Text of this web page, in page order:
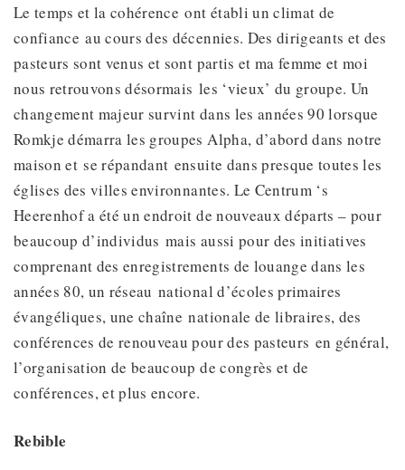
Le temps et la cohérence ont établi un climat de
confiance au cours des décennies. Des dirigeants et des
pasteurs sont venus et sont partis et ma femme et moi
nous retrouvons désormais les ‘vieux’ du groupe. Un
changement majeur survint dans les années 90 lorsque
Romkje démarra les groupes Alpha, d’abord dans notre
maison et se répandant ensuite dans presque toutes les
églises des villes environnantes. Le Centrum ‘s
Heerenhof a été un endroit de nouveaux départs – pour
beaucoup d’individus mais aussi pour des initiatives
comprenant des enregistrements de louange dans les
années 80, un réseau national d’écoles primaires
évangéliques, une chaîne nationale de libraires, des
conférences de renouveau pour des pasteurs en général,
l’organisation de beaucoup de congrès et de
conférences, et plus encore.
Rebible